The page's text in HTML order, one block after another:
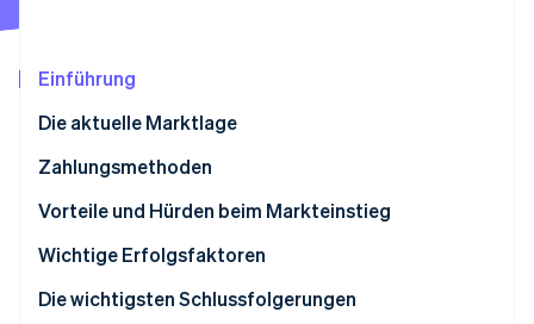
CO₂-Entnahme
Identity
Online-Identitätsprüfung
Einführung
Die aktuelle Marktlage
Zahlungsmethoden
Derzeitige Nutzung
Beliebte B2C-Zahlungsmethoden in Schweden
Beliebte B2B-Zahlungsmethoden in Schweden
Vorteile und Hürden beim Markteinstieg
Steuern
Rückbuchungen und Zahlungsanfechtungen
Wichtige Erfolgsfaktoren
Die wichtigsten Schlussfolgerungen